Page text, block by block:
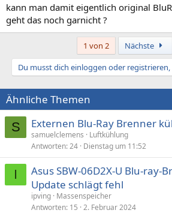
kann man damit eigentlich original
geht das noch garnicht ?
1 von 2 Nächste
Du musst dich einloggen oder
Ähnliche Themen
S Externen Blu-Ray Brenner
samuelclemens
Luftkühlung
Antworten 24 Dienstag um 11:52
I
Asus SBW-06D2X-U Blu-ray-
Update schlägt fehl
ipving Massenspeicher
Antworten 15 2. Februar 2024